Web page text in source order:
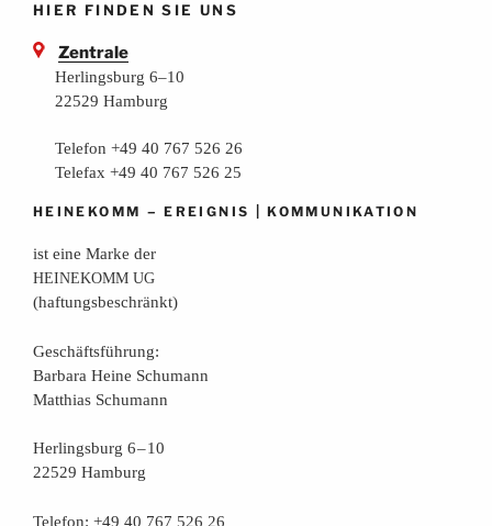
HIER FINDEN SIE UNS
Zentrale
Herlingsburg 6–10
22529 Hamburg
Telefon +49 40 767 526 26
Telefax +49 40 767 526 25
HEINEKOMM –EREIGNIS |KOMMUNIKATION
ist eine Mar­ke der
HEINEKOMM UG
(haf­tungs­be­schränkt)
Geschäfts­füh­rung:
Bar­ba­ra Hei­ne Schumann
Mat­thi­as Schumann
Her­lings­burg 6 – 10
22529 Hamburg
Tele­fon: +49 40 767 526 26